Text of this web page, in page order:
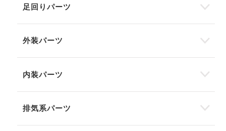
足回りパーツ
外装パーツ
内装パーツ
排気系パーツ